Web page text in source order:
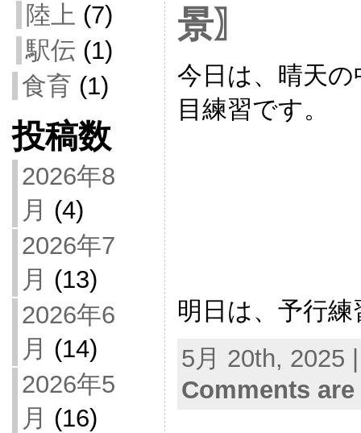
陸上 (7)
駅伝 (1)
食育 (1)
投稿数
2026年8
月 (4)
2026年7
月 (13)
2026年6
月 (14)
2026年5
月 (16)
景〗
今日は、晴天
目練習です。
明日は、予行
5月 20th, 2025
Comments